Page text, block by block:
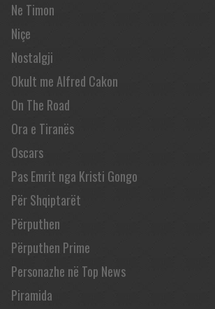
Ne Timon
Niçe
Nostalgji
Okult me Alfred Cakon
On The Road
Ora e Tiranës
Oscars
Pas Emrit nga Kristi Gongo
Për Shqiptarët
Përputhen
Përputhen Prime
Personazhe në Top News
Piramida